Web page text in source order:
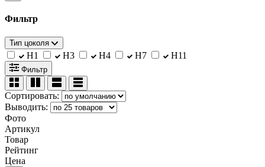
Фильтр
Тип цоколя
H1 H3 H4 H7 H11
Фильтр
Сортировать:
Выводить:
Фото
Артикул
Товар
Рейтинг
Цена